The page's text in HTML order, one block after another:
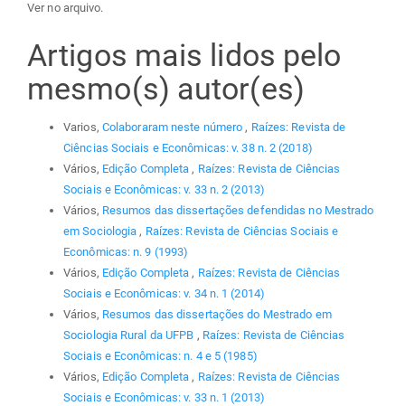
Ver no arquivo.
Artigos mais lidos pelo
mesmo(s) autor(es)
Varios, Colaboraram neste número , Raízes: Revista de
Ciências Sociais e Econômicas: v. 38 n. 2 (2018)
Vários, Edição Completa , Raízes: Revista de Ciências
Sociais e Econômicas: v. 33 n. 2 (2013)
Vários, Resumos das dissertações defendidas no Mestrado
em Sociologia , Raízes: Revista de Ciências Sociais e
Econômicas: n. 9 (1993)
Vários, Edição Completa , Raízes: Revista de Ciências
Sociais e Econômicas: v. 34 n. 1 (2014)
Vários, Resumos das dissertações do Mestrado em
Sociologia Rural da UFPB , Raízes: Revista de Ciências
Sociais e Econômicas: n. 4 e 5 (1985)
Vários, Edição Completa , Raízes: Revista de Ciências
Sociais e Econômicas: v. 33 n. 1 (2013)